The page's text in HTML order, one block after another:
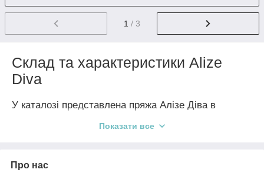
1 / 3
Склад та характеристики Alize
Diva
У каталозі представлена пряжа Алізе Діва в
Основні характеристики:
Показати все
Про нас